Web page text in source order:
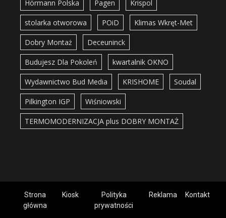
Hörmann Polska Pagen Krispol
stolarka otworowa POiD Klimas Wkręt-Met
Dobry Montaż Deceuninck
Budujesz Dla Pokoleń kwartalnik OKNO
Wydawnictwo Bud Media KRISHOME Soudal
Pilkington IGP Wiśniowski
TERMOMODERNIZACJA plus DOBRY MONTAŻ
Strona
główna
Kiosk
Polityka
prywatności
Reklama Kontakt